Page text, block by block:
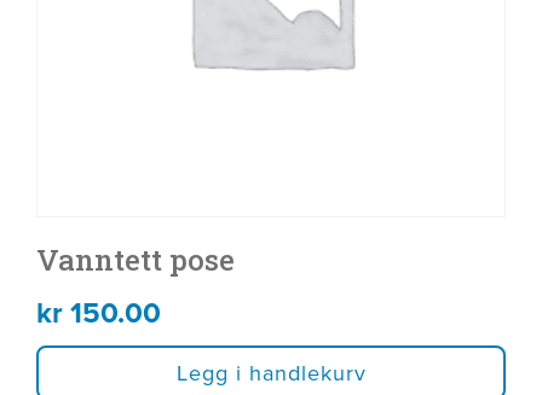
Vanntett pose
kr150.00
Legg i handlekurv